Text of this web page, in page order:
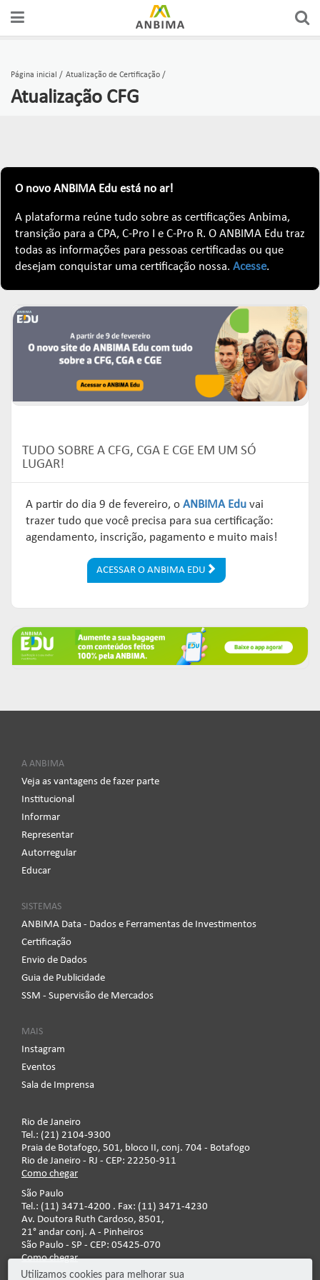
Utilizamos cookies para melhorar sua
GOVERNANÇA
COMUNICADOS OFICIAIS
PUBLICAÇÕES
Links mais acessados:
governança
DIRETORIA
associados
publicações
FERRAMENTAS
RANKINGS
RELATÓRIOS
ESTUDOS
Links mais acessados:
CONSOLIDADO DIÁRIO DE
FUNDOS
estatísticas
PROJEÇÕES IPCA E IGP-M
ENVIO DE DADOS
entenda o compromisso
GRUPOS CONSULTIVOS
FÓRUNS DE APOIO
GUIAS DE BOAS PRÁTICAS
Links mais acessados:
fóruns de representação
GESTÃO DE FUNDOS
ESTRUTURADOS
BIBLIOTECA DE
DOCUMENTOS
REPRESENTAR
CÓDIGOS
SOLICITAÇÕES & SERVIÇOS
ORGANISMOS DE SUPERVISÃO
Links mais acessados:
autorregulação
INSTITUIÇÕES
AUTORREGULADAS
ADMINISTRADORES
COMO ADERIR
sistemas
AUTORREGULAR
CURSOS
Links mais acessados:
plataforma
transição
CPA-10, CPA-20 E CEA
Página inicial Atualização de Certificação
Atualização CFG
O novo ANBIMA Edu está no ar!
A plataforma reúne tudo sobre as certificações Anbima,
transição para a CPA, C-Pro I e C-Pro R. O ANBIMA Edu traz
todas as informações para pessoas certificadas ou que
desejam conquistar uma certificação nossa. Acesse.
TUDO SOBRE A CFG, CGA E CGE EM UM SÓ
LUGAR!
A partir do dia 9 de fevereiro, o ANBIMA Edu vai
trazer tudo que você precisa para sua certificação:
agendamento, inscrição, pagamento e muito mais!
ACESSAR O ANBIMA EDU
A ANBIMA
Veja as vantagens de fazer parte
Institucional
Informar
Representar
Autorregular
Educar
SISTEMAS
ANBIMA Data - Dados e Ferramentas de Investimentos
Certificação
Envio de Dados
Guia de Publicidade
SSM - Supervisão de Mercados
MAIS
Instagram
Eventos
Sala de Imprensa
Rio de Janeiro
Tel.: (21) 2104-9300
Praia de Botafogo, 501, bloco II, conj. 704 - Botafogo
Rio de Janeiro - RJ - CEP: 22250-911
Como chegar
São Paulo
Tel.: (11) 3471-4200 . Fax: (11) 3471-4230
Av. Doutora Ruth Cardoso, 8501,
21° andar conj. A - Pinheiros
São Paulo - SP - CEP: 05425-070
Como chegar